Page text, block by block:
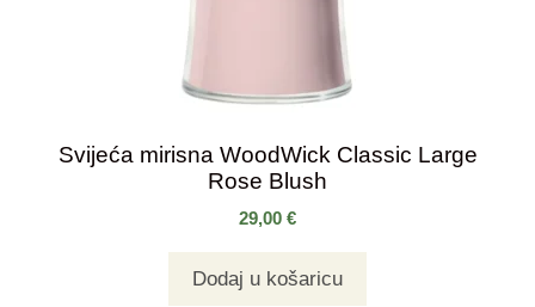
Svijeća mirisna WoodWick Classic Large
Rose Blush
29,00 €
Dodaj u košaricu